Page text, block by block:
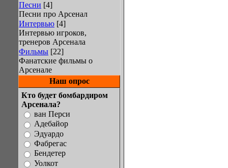
Песни [4]
Песни про Арсенал
Интервью [4]
Интервью игроков,
тренеров Арсенала
Фильмы [22]
Фанатские фильмы о
Арсенале
Наш опрос
Кто будет бомбардиром
Арсенала?
ван Перси
Адебайор
Эдуардо
Фабрегас
Бендетер
Уолкот